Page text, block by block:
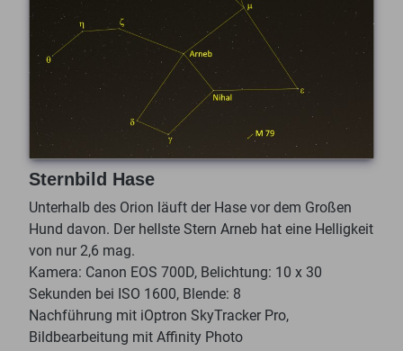
Sternbild Hase
Unterhalb des Orion läuft der Hase vor dem Großen
Hund davon. Der hellste Stern Arneb hat eine Helligkeit
von nur 2,6 mag.
Kamera: Canon EOS 700D, Belichtung: 10 x 30
Sekunden bei ISO 1600, Blende: 8
Nachführung mit iOptron SkyTracker Pro,
Bildbearbeitung mit Affinity Photo